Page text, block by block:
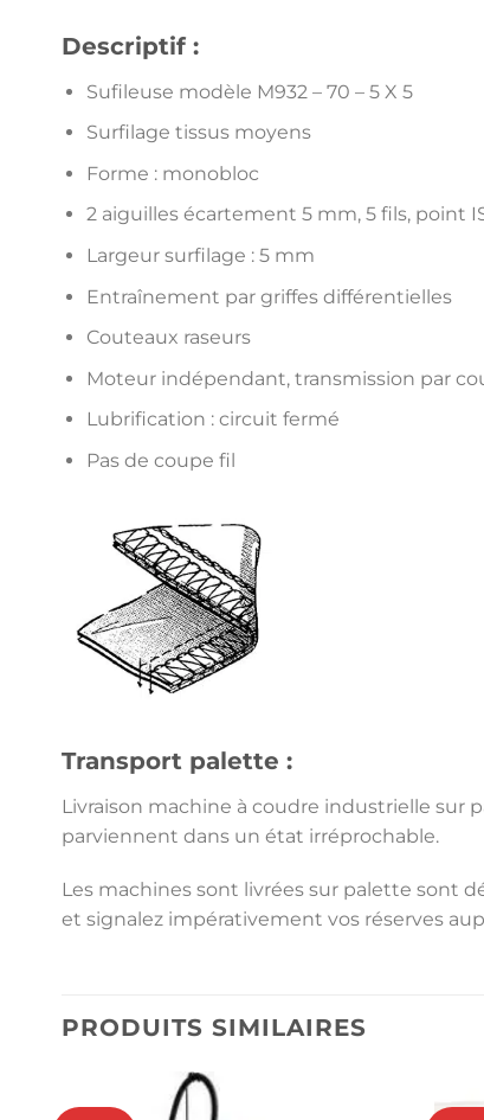
Descriptif :
Sufileuse modèle M932 – 70 – 5 X 5
Surfilage tissus moyens
Forme : monobloc
2 aiguilles écartement 5 mm, 5 fils, point
Largeur surfilage : 5 mm
Entraînement par griffes différentielles
Couteaux raseurs
Moteur indépendant, transmission par
Lubrification : circuit fermé
Pas de coupe fil
Transport palette :
Livraison machine à coudre industrielle sur
parviennent dans un état irréprochable.
Les machines sont livrées sur palette sont
et signalez impérativement vos réserves
PRODUITS SIMILAIRES